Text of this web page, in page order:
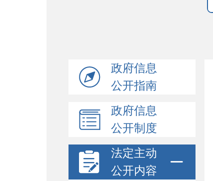
政府信息
公开指南
政府信息
公开制度
法定主动
公开内容